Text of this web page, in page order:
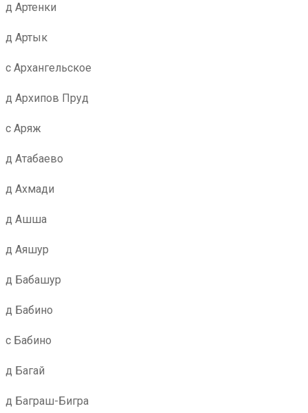
д Артенки
д Артык
с Архангельское
д Архипов Пруд
с Аряж
д Атабаево
д Ахмади
д Ашша
д Аяшур
д Бабашур
д Бабино
с Бабино
д Багай
д Баграш-Бигра